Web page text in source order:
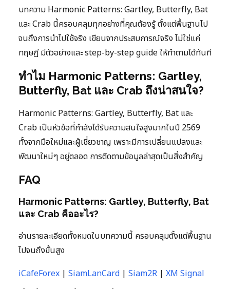
บทความ Harmonic Patterns: Gartley, Butterfly, Bat
และ Crab นี้ครอบคลุมทุกอย่างที่คุณต้องรู้ ตั้งแต่พื้นฐานไป
จนถึงการนำไปใช้จริง เขียนจากประสบการณ์จริง ไม่ใช่แค่
ทฤษฎี มีตัวอย่างและ step-by-step guide ให้ทำตามได้ทันที
ทำไม Harmonic Patterns: Gartley,
Butterfly, Bat และ Crab ถึงน่าสนใจ?
Harmonic Patterns: Gartley, Butterfly, Bat และ
Crab เป็นหัวข้อที่กำลังได้รับความสนใจสูงมากในปี 2569
ทั้งจากมือใหม่และผู้เชี่ยวชาญ เพราะมีการเปลี่ยนแปลงและ
พัฒนาใหม่ๆ อยู่ตลอด การติดตามข้อมูลล่าสุดเป็นสิ่งสำคัญ
FAQ
Harmonic Patterns: Gartley, Butterfly, Bat
และ Crab คืออะไร?
อ่านรายละเอียดทั้งหมดในบทความนี้ ครอบคลุมตั้งแต่พื้นฐาน
ไปจนถึงขั้นสูง
iCafeForex | SiamLanCard | Siam2R | XM Signal